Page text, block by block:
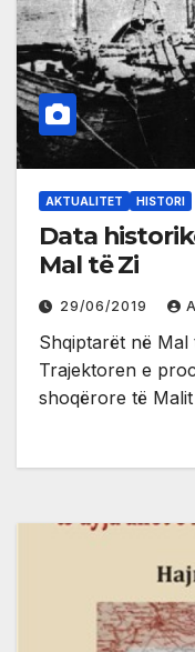
AKTUALITET HISTORI
Data
Mal të Zi
29/06/2019
Shqiptarët në
Trajektoren e
shoqërore të